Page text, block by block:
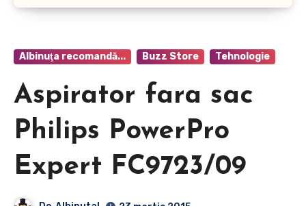
Albinuţa recomandă... Buzz Store Tehnologie
Aspirator fara sac
Philips PowerPro
Expert FC9723/09